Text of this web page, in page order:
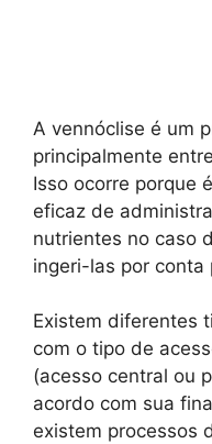
A vennóclise é um
principalmente
Isso ocorre porque
eficaz de
nutrientes no caso
ingeri-las por conta
Existem diferentes
com o tipo de
(acesso central ou
acordo com sua
existem processos